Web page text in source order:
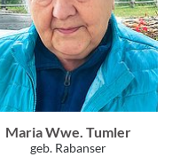
Maria Wwe. Tumler
geb. Rabanser